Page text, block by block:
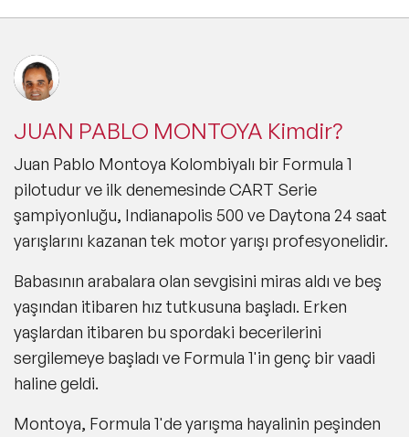
JUAN PABLO MONTOYA Kimdir?
Juan Pablo Montoya Kolombiyalı bir Formula 1
pilotudur ve ilk denemesinde CART Serie
şampiyonluğu, Indianapolis 500 ve Daytona 24 saat
yarışlarını kazanan tek motor yarışı profesyonelidir.
Babasının arabalara olan sevgisini miras aldı ve beş
yaşından itibaren hız tutkusuna başladı. Erken
yaşlardan itibaren bu spordaki becerilerini
sergilemeye başladı ve Formula 1'in genç bir vaadi
haline geldi.
Montoya, Formula 1'de yarışma hayalinin peşinden